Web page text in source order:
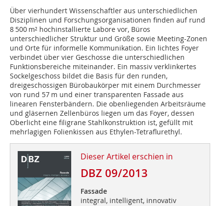
Über vierhundert Wissenschaftler aus unterschiedlichen
Disziplinen und Forschungsorganisationen finden auf rund
8 500 m² hochinstallierte Labore vor, Büros
unterschiedlicher Struktur und Größe sowie Meeting-Zonen
und Orte für informelle Kommunikation. Ein lichtes Foyer
verbindet über vier Geschosse die unterschiedlichen
Funktionsbereiche miteinander. Ein massiv verklinkertes
Sockelgeschoss bildet die Basis für den runden,
dreigeschossigen Bürobaukörper mit einem Durchmesser
von rund 57 m und einer transparenten Fassade aus
linearen Fensterbändern. Die obenliegenden Arbeitsräume
und gläsernen Zellenbüros liegen um das Foyer, dessen
Oberlicht eine filigrane Stahlkonstruktion ist, gefüllt mit
mehrlagigen Folienkissen aus Ethylen-Tetraflurethyl.
Dieser Artikel erschien in
DBZ 09/2013
Fassade
integral, intelligent, innovativ